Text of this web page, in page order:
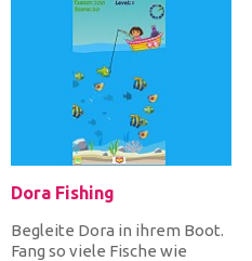
Dora Fishing
Begleite Dora in ihrem Boot.
Fang so viele Fische wie